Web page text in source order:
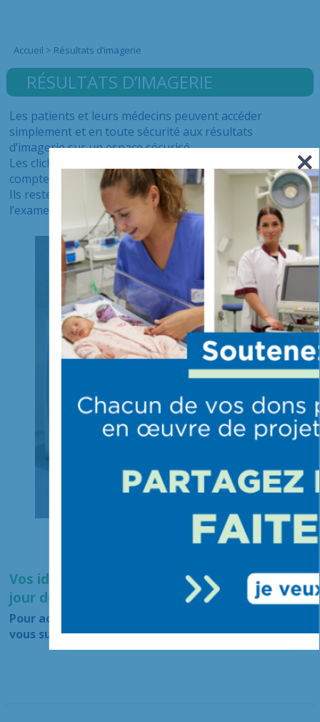
Accueil > Résultats d’imagerie
RÉSULTATS D’IMAGERIE
Les patients et leurs médecins peuvent accéder
simplement et en toute sécurité aux résultats
d’imagerie sur un espace sécurisé.
Les clichés sont disponibles 48H après l’examen et le
compte-rendu 72H après l’examen.
Ils restent disponibles en ligne 4 mois après la date de
l’examen.
Vos identifiants d’accès vous sont remis le
jour de l’examen.
Pour accéder à vos résultats d’imagerie, rendez-
vous sur notre interface encliquant ici